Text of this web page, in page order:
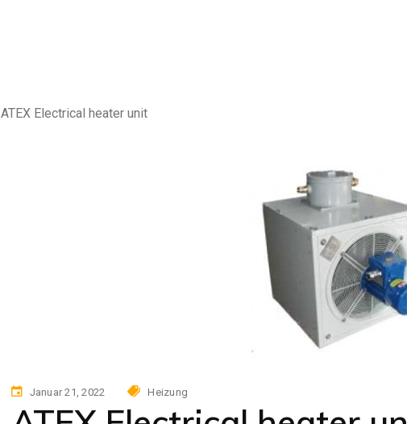
ATEX Electrical heater unit
Januar 21, 2022 Heizung